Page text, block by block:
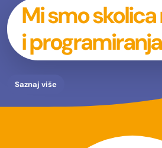
Mi smo
i programiranja
Saznaj više